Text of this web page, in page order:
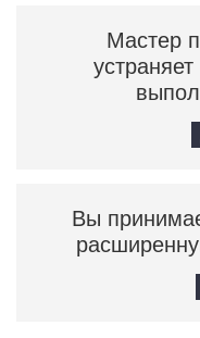
Мастер
Вы